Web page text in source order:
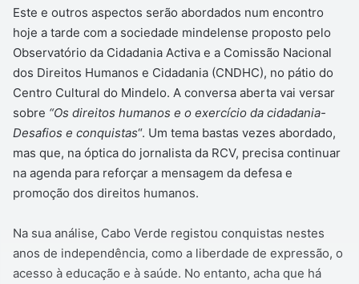
Este e outros aspectos serão abordados num encontro
hoje a tarde com a sociedade mindelense proposto pelo
Observatório da Cidadania Activa e a Comissão Nacional
dos Direitos Humanos e Cidadania (CNDHC), no pátio do
Centro Cultural do Mindelo. A conversa aberta vai versar
sobre “Os direitos humanos e o exercício da cidadania-
Desafios e conquistas“. Um tema bastas vezes abordado,
mas que, na óptica do jornalista da RCV, precisa continuar
na agenda para reforçar a mensagem da defesa e
promoção dos direitos humanos.
Na sua análise, Cabo Verde registou conquistas nestes
anos de independência, como a liberdade de expressão, o
acesso à educação e à saúde. No entanto, acha que há